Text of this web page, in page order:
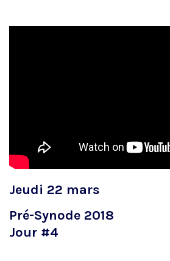
Jeudi 22 mars
Pré-Synode 2018
Jour #4